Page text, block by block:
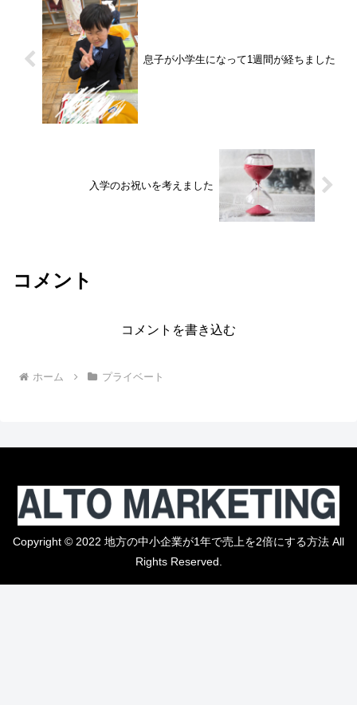
息子が小学生になって1週間が経ちました
入学のお祝いを考えました
コメント
コメントを書き込む
ホーム プライベート
Copyright © 2022 地方の中小企業が1年で売上を2倍にする方法 All
Rights Reserved.